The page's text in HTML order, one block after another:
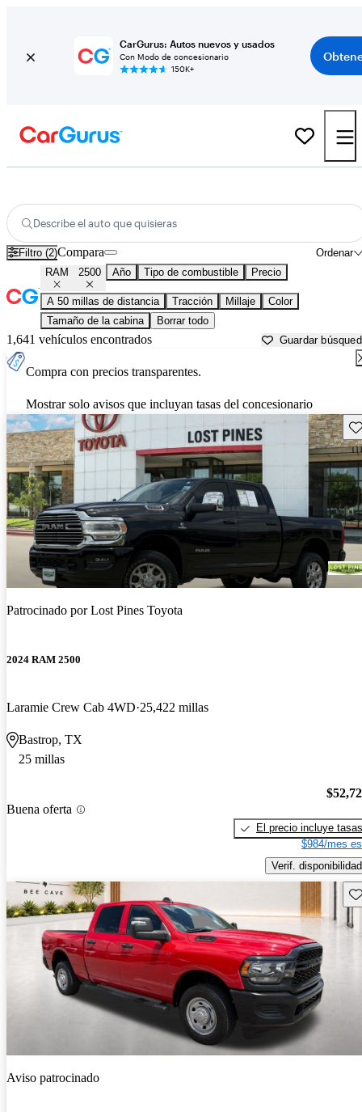
CarGurus: Autos nuevos y usados
Con Modo de concesionario
150K+
Describe el auto que quisieras
Filtro (2) Ordenar
Compara
RAM 2500 Año Tipo de combustible Precio
A 50 millas de distancia Tracción Millaje
Color
Tamaño de la cabina
Borrar todo
1,641 vehículos encontrados Guardar
Compra con precios transparentes.
Mostrar solo avisos que incluyan tasas del concesionario
Patrocinado porLost Pines Toyota
2024 RAM 2500
Laramie Crew Cab 4WD 25,422 millas
Bastrop, TX
25 millas
Buena oferta
El precio incluye tasas
$984/mes
Verif. disponibilidad
Aviso patrocinado